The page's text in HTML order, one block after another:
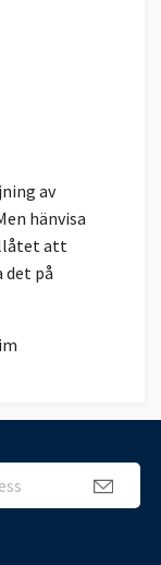
av
hänvisa
att
det på